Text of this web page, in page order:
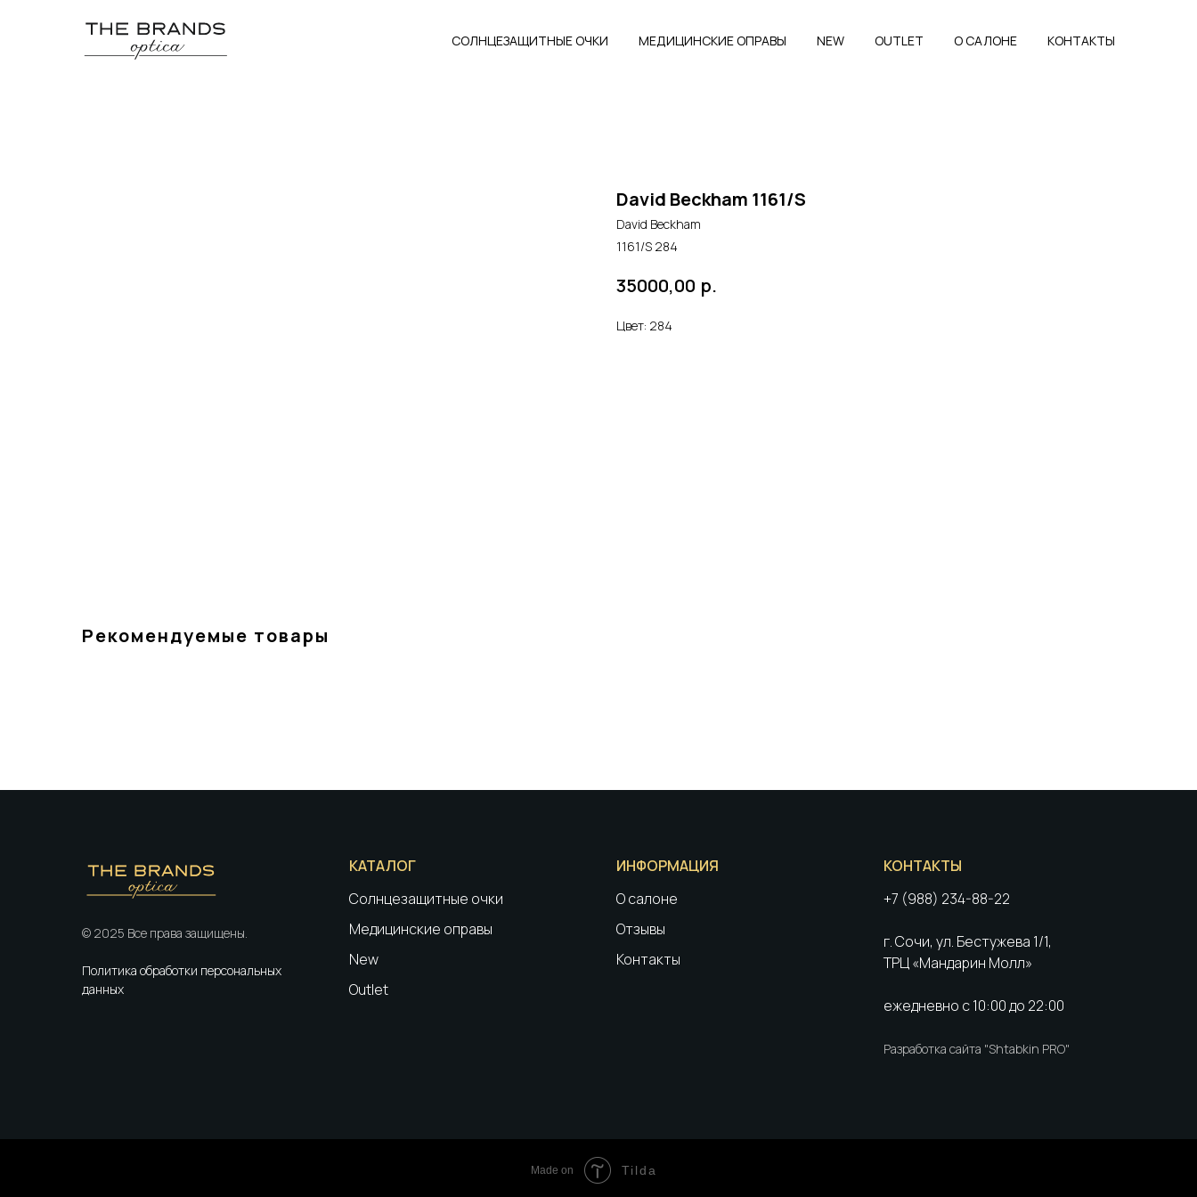
СОЛНЦЕЗАЩИТНЫЕ ОЧКИ МЕДИЦИНСКИЕ ОПРАВЫ NEW OUTLET O САЛОНЕ КОНТАКТЫ
David Beckham 1161/S
David Beckham
1161/S 284
35000,00 р.
Цвет: 284
Рекомендуемые товары
© 2025 Все права защищены.
Политика обработки персональных
данных
КАТАЛОГ
Солнцезащитные очки
Медицинские оправы
New
Outlet
ИНФОРМАЦИЯ
О салоне
Отзывы
Контакты
КОНТАКТЫ
+7 (988) 234-88-22
г. Сочи, ул. Бестужева 1/1,
ТРЦ «Мандарин Молл»
ежедневно с 10:00 до 22:00
Разработка сайта "Shtabkin PRO"
Made on Tilda